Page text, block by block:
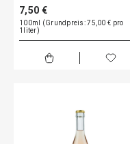
7,50 €
100ml (Grundpreis: 75,00 € pro
1liter)